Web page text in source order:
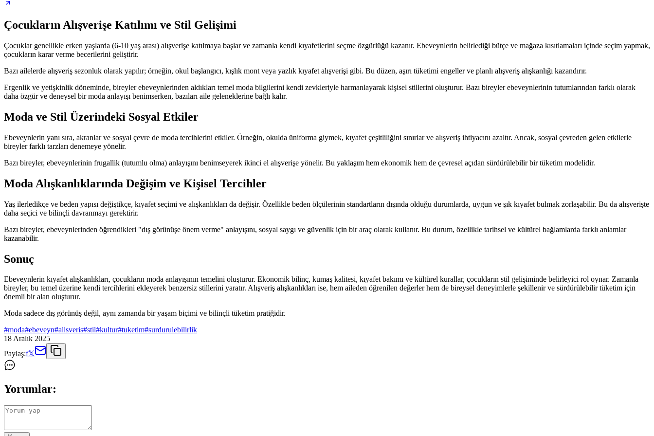
Çocukların Alışverişe Katılımı ve Stil Gelişimi
Çocuklar genellikle erken yaşlarda (6-10 yaş arası) alışverişe katılmaya başlar ve zamanla kendi kıyafetlerini seçme özgürlüğü kazanır. Ebeveynlerin belirlediği bütçe ve mağaza kısıtlamaları içinde seçim yapmak,
çocukların karar verme becerilerini geliştirir.
Bazı ailelerde alışveriş sezonluk olarak yapılır; örneğin, okul başlangıcı, kışlık mont veya yazlık kıyafet alışverişi gibi. Bu düzen, aşırı tüketimi engeller ve planlı alışveriş alışkanlığı kazandırır.
Ergenlik ve yetişkinlik döneminde, bireyler ebeveynlerinden aldıkları temel moda bilgilerini kendi zevkleriyle harmanlayarak kişisel stillerini oluşturur. Bazı bireyler ebeveynlerinin tutumlarından farklı olarak
daha özgür ve deneysel bir moda anlayışı benimserken, bazıları aile geleneklerine bağlı kalır.
Moda ve Stil Üzerindeki Sosyal Etkiler
Ebeveynlerin yanı sıra, akranlar ve sosyal çevre de moda tercihlerini etkiler. Örneğin, okulda üniforma giymek, kıyafet çeşitliliğini sınırlar ve alışveriş ihtiyacını azaltır. Ancak, sosyal çevreden gelen etkilerle
bireyler farklı tarzları denemeye yönelir.
Bazı bireyler, ebeveynlerinin frugallik (tutumlu olma) anlayışını benimseyerek ikinci el alışverişe yönelir. Bu yaklaşım hem ekonomik hem de çevresel açıdan sürdürülebilir bir tüketim modelidir.
Moda Alışkanlıklarında Değişim ve Kişisel Tercihler
Yaş ilerledikçe ve beden yapısı değiştikçe, kıyafet seçimi ve alışkanlıkları da değişir. Özellikle beden ölçülerinin standartların dışında olduğu durumlarda, uygun ve şık kıyafet bulmak zorlaşabilir. Bu da alışverişte
daha seçici ve bilinçli davranmayı gerektirir.
Bazı bireyler, ebeveynlerinden öğrendikleri "dış görünüşe önem verme" anlayışını, sosyal saygı ve güvenlik için bir araç olarak kullanır. Bu durum, özellikle tarihsel ve kültürel bağlamlarda farklı anlamlar
kazanabilir.
Sonuç
Ebeveynlerin kıyafet alışkanlıkları, çocukların moda anlayışının temelini oluşturur. Ekonomik bilinç, kumaş kalitesi, kıyafet bakımı ve kültürel kurallar, çocukların stil gelişiminde belirleyici rol oynar. Zamanla
bireyler, bu temel üzerine kendi tercihlerini ekleyerek benzersiz stillerini yaratır. Alışveriş alışkanlıkları ise, hem aileden öğrenilen değerler hem de bireysel deneyimlerle şekillenir ve sürdürülebilir tüketim için
önemli bir alan oluşturur.
Moda sadece dış görünüş değil, aynı zamanda bir yaşam biçimi ve bilinçli tüketim pratiğidir.
#moda#ebeveyn#alisveris#stil#kultur#tuketim#surdurulebilirlik
18 Aralık 2025
Paylaş:f𝕏
Yorumlar: